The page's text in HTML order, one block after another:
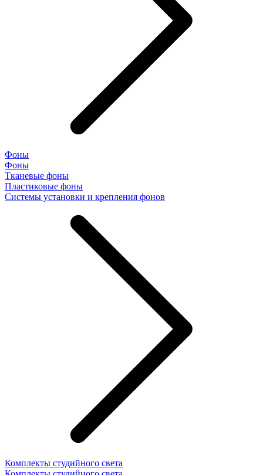
Фоны
Фоны
Тканевые фоны
Пластиковые фоны
Системы установки и крепления фонов
Комплекты студийного света